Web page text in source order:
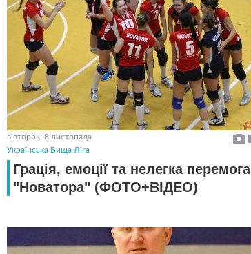
вівторок, 8 листопада
Українська Вища Ліга
Грація, емоції та нелегка перемога
"Новатора" (ФОТО+ВІДЕО)